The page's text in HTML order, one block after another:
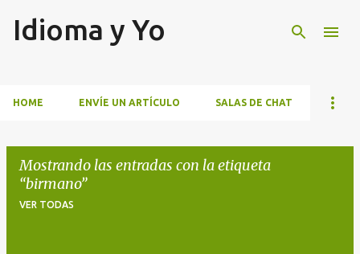
Idioma y Yo
HOME ENVÍE UN ARTÍCULO SALAS DE CHAT
Mostrando las entradas con la etiqueta
birmano
VER TODAS